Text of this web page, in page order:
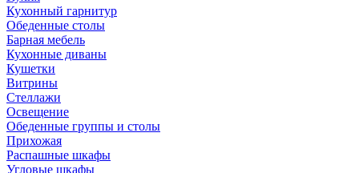
Кухонный гарнитур
Обеденные столы
Барная мебель
Кухонные диваны
Кушетки
Витрины
Стеллажи
Освещение
Обеденные группы и столы
Прихожая
Распашные шкафы
Угловые шкафы